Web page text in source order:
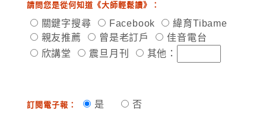
請問您是從何知道《大師輕鬆讀》：
關鍵字搜尋 Facebook
緯育Tibame
親友推薦
曾是老訂戶
佳音電台
欣講堂
震旦月刊 其他：
訂閱電子報： 是 否